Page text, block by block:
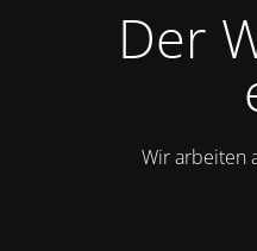
Der
Wir arbeiten